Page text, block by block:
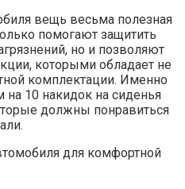
вещь весьма полезная
помогают защитить
но и позволяют
которыми обладает не
комплектации. Именно
на 10 накидок на сиденья
должны понравиться